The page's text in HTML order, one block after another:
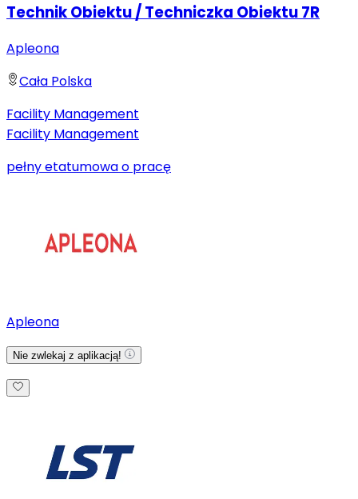
Technik Obiektu / Techniczka Obiektu 7R
Apleona
Cała Polska
Facility Management
Facility Management
pełny etatumowa o pracę
Apleona
Nie zwlekaj z aplikacją!